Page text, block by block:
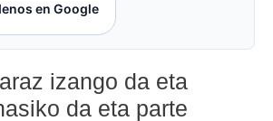
en Google
izango da eta
da eta parte